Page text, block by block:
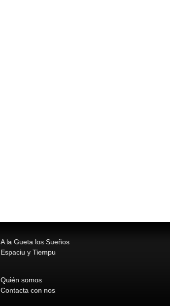
A la Gueta los Sueños
Espaciu y Tiempu
Quién somos
Contacta con nos